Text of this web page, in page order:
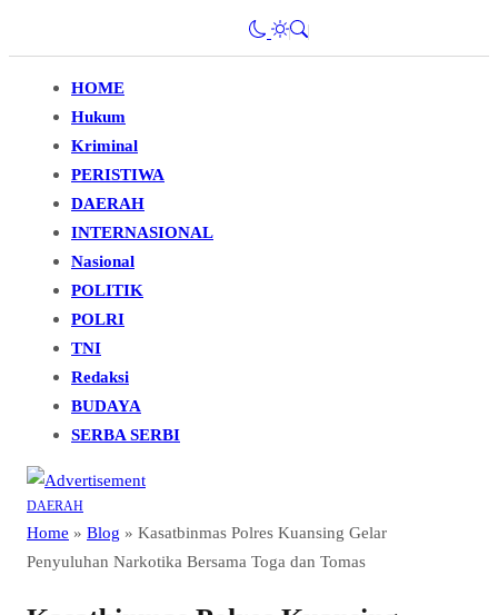
HOME
Hukum
Kriminal
PERISTIWA
DAERAH
INTERNASIONAL
Nasional
POLITIK
POLRI
TNI
Redaksi
BUDAYA
SERBA SERBI
DAERAH
Home » Blog » Kasatbinmas Polres Kuansing Gelar
Penyuluhan Narkotika Bersama Toga dan Tomas